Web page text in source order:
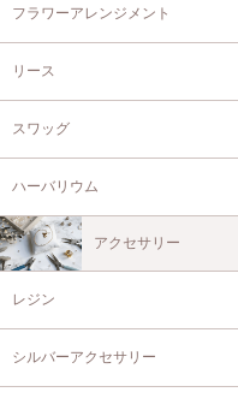
フラワーアレンジメント
リース
スワッグ
ハーバリウム
アクセサリー
レジン
シルバーアクセサリー